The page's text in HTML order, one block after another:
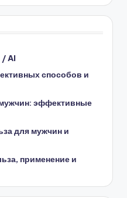
AI
способов и
эффективные
для мужчин и
применение и